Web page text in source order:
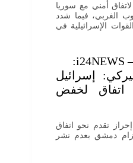
أمني مع سوريا
الغربي، فيما شدد
الإسرائيلية في
إسرائيل
اتفاق لخفض
تقدم نحو اتفاق
دمشق بعدم نشر